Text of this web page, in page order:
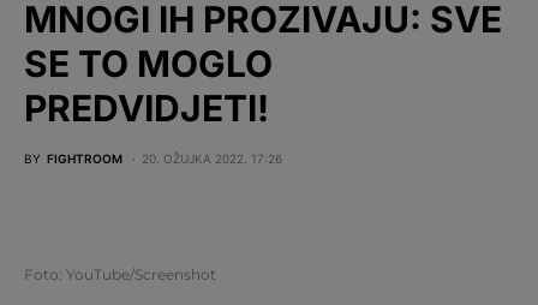
MNOGI IH PROZIVAJU: SVE
SE TO MOGLO
PREDVIDJETI!
BY FIGHTROOM 20. OŽUJKA 2022. 17:26
Foto: YouTube/Screenshot